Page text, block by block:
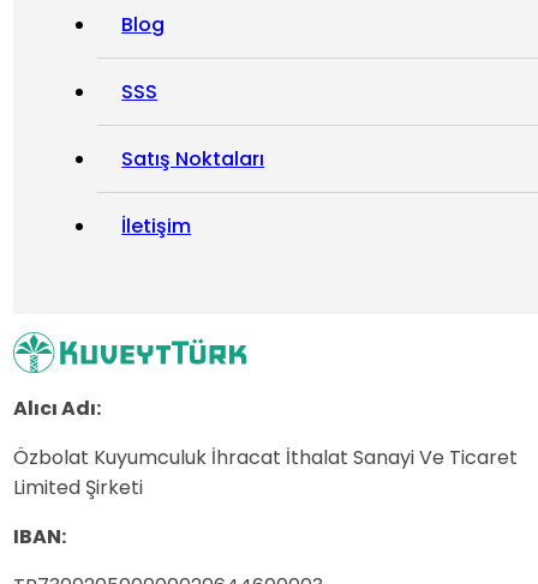
Alıcı Adı:
Özbolat Kuyumculuk İhracat İthalat Sanayi Ve Ticaret
Limited Şirketi
IBAN:
Blog
SSS
Satış Noktaları
İletişim